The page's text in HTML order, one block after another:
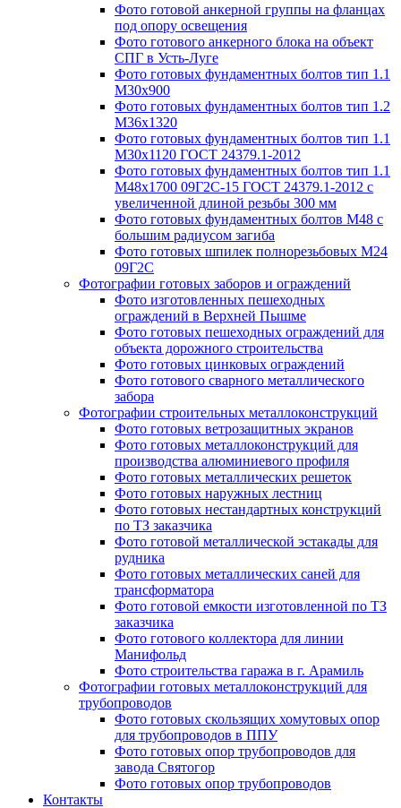
Фото готовой анкерной группы на фланцах
под опору освещения
Фото готового анкерного блока на объект
СПГ в Усть-Луге
Фото готовых фундаментных болтов тип 1.1
М30х900
Фото готовых фундаментных болтов тип 1.2
М36х1320
Фото готовых фундаментных болтов тип 1.1
М30х1120 ГОСТ 24379.1-2012
Фото готовых фундаментных болтов тип 1.1
М48х1700 09Г2С-15 ГОСТ 24379.1-2012 с
увеличенной длиной резьбы 300 мм
Фото готовых фундаментных болтов М48 с
большим радиусом загиба
Фото готовых шпилек полнорезьбовых М24
09Г2С
Фотографии готовых заборов и ограждений
Фото изготовленных пешеходных
ограждений в Верхней Пышме
Фото готовых пешеходных ограждений для
объекта дорожного строительства
Фото готовых цинковых ограждений
Фото готового сварного металлического
забора
Фотографии строительных металлоконструкций
Фото готовых ветрозащитных экранов
Фото готовых металлоконструкций для
производства алюминиевого профиля
Фото готовых металлических решеток
Фото готовых наружных лестниц
Фото готовых нестандартных конструкций
по ТЗ заказчика
Фото готовой металлической эстакады для
рудника
Фото готовых металлических саней для
трансформатора
Фото готовой емкости изготовленной по ТЗ
заказчика
Фото готового коллектора для линии
Манифольд
Фото строительства гаража в г. Арамиль
Фотографии готовых металлоконструкций для
трубопроводов
Фото готовых скользящих хомутовых опор
для трубопроводов в ППУ
Фото готовых опор трубопроводов для
завода Святогор
Фото готовых опор трубопроводов
Контакты